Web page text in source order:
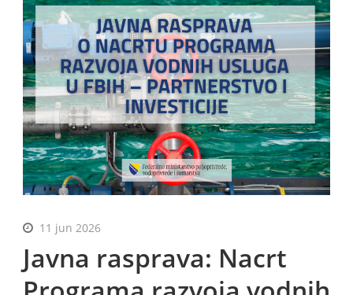
BiH
11 jun 2026
Javna rasprava: Nacrt